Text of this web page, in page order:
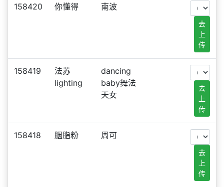
158420 你懂得 南波
去
上
传
158419
法苏
lighting
dancing
baby舞法
天女
去
上
传
158418 胭脂粉 周可
去
上
传